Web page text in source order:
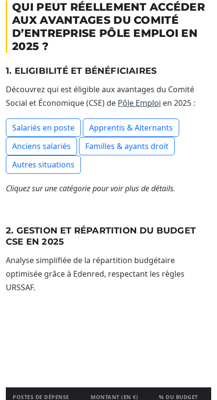
QUI PEUT RÉELLEMENT ACCÉDER
AUX AVANTAGES DU COMITÉ
D’ENTREPRISE PÔLE EMPLOI EN
2025 ?
1. ELIGIBILITÉ ET BÉNÉFICIAIRES
Découvrez qui est éligible aux avantages du Comité
Social et Économique (CSE) de Pôle Emploi en 2025 :
Salariés en poste
Apprentis & Alternants
Anciens salariés
Familles & ayants droit
Autres situations
Cliquez sur une catégorie pour voir plus de détails.
2. GESTION ET RÉPARTITION DU BUDGET
CSE EN 2025
Analyse simplifiée de la répartition budgétaire
optimisée grâce à Edenred, respectant les règles
URSSAF.
POSTES DE DÉPENSE MONTANT (EN €) % DU BUDGET